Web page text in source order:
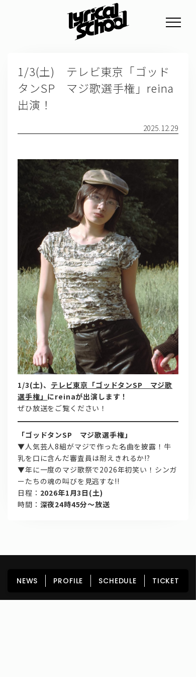
1/3(土) テレビ東京「ゴッド
タンSP マジ歌選手権」reina
出演！
2025.12.29
1/3(土)、 テレビ東京「ゴッドタンSP マジ歌
選手権」 にreinaが出演します！
ぜひ放送をご覧ください！
「ゴッドタンSP マジ歌選手権」
▼人気芸人8組がマジで作った名曲を披露！牛
乳を口に含んだ審査員は耐えきれるか!?
▼年に一度のマジ歌祭で2026年初笑い！シンガ
ーたちの魂の叫びを見逃すな!!
日程： 2026年1月3日(土)
時間： 深夜24時45分～放送
HOME NEWS PROFILE
SCHEDULE
DISCOGRAPHY
GOODS FAN CLUB
NEWS PROFILE SCHEDULE TICKET
PROFILE
SCHEDULE
GOODS
FAN CLUB
TICKET
問い合わせ, 取材,出演依頼
lyrical school official web shop